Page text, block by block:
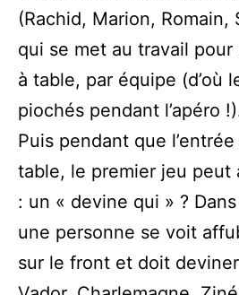
(Rachid, Marion, Romain,
qui se met au travail
à table, par équipe (d’où
piochés pendant l’apéro
Puis pendant que
table, le premier jeu peut
: un « devine qui » ?
une personne se voit
sur le front et doit